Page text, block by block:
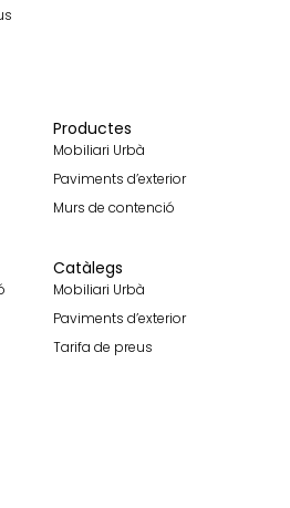
Productes
Mobiliari Urbà
Paviments d’exterior
Murs de contenció
Catàlegs
Mobiliari Urbà
Paviments d’exterior
Tarifa de preus